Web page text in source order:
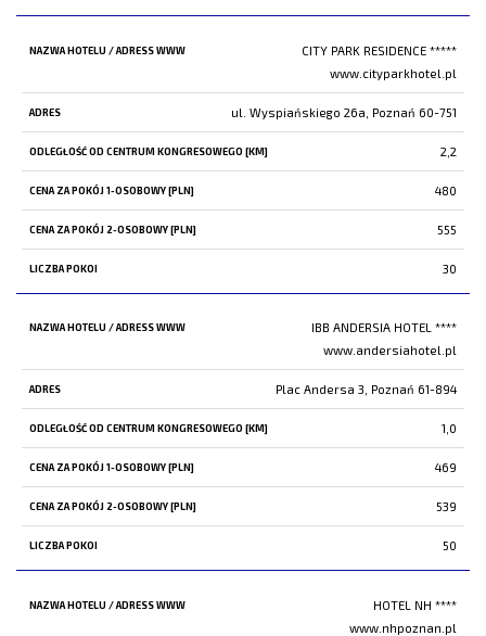
CITY PARK RESIDENCE *****
www.cityparkhotel.pl
ul. Wyspiańskiego 26a, Poznań 60-751
2,2
480
555
30
IBB ANDERSIA HOTEL ****
www.andersiahotel.pl
Plac Andersa 3, Poznań 61-894
1,0
469
539
50
HOTEL NH ****
www.nhpoznan.pl